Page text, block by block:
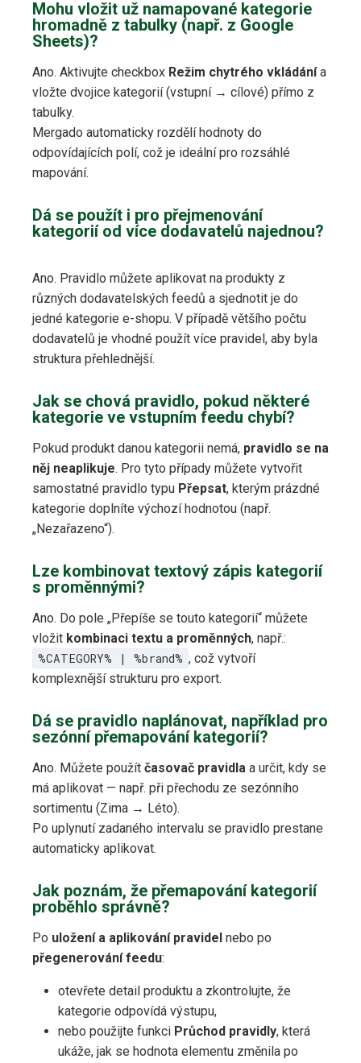
Mohu vložit už namapované kategorie
hromadně z tabulky (např. z Google
Sheets)?
Ano. Aktivujte checkbox Režim chytrého vkládánía
vložte dvojice kategorií (vstupní → cílové) přímo z
tabulky.
Mergado automaticky rozdělí hodnoty do
odpovídajících polí, což je ideální pro rozsáhlé
mapování.
Dá se použít i pro přejmenování
kategorií od více dodavatelů najednou?
Ano. Pravidlo můžete aplikovat na produkty z
různých dodavatelských feedů a sjednotit je do
jedné kategorie e-shopu. V případě většího počtu
dodavatelů je vhodné použít více pravidel, aby byla
struktura přehlednější.
Jak se chová pravidlo, pokud některé
kategorie ve vstupním feedu chybí?
Pokud produkt danou kategorii nemá, pravidlo se na
něj neaplikuje. Pro tyto případy můžete vytvořit
samostatné pravidlo typu Přepsat, kterým prázdné
kategorie doplníte výchozí hodnotou (např.
„Nezařazeno“).
Lze kombinovat textový zápis kategorií
s proměnnými?
Ano. Do pole „Přepíše se touto kategorií“ můžete
vložit kombinaci textu a proměnných, např.:
%CATEGORY% | %brand% , což vytvoří
komplexnější strukturu pro export.
Dá se pravidlo naplánovat, například pro
sezónní přemapování kategorií?
Ano. Můžete použít časovač pravidla a určit, kdy se
má aplikovat — např. při přechodu ze sezónního
sortimentu (Zima → Léto).
Po uplynutí zadaného intervalu se pravidlo prestane
automaticky aplikovat.
Jak poznám, že přemapování kategorií
proběhlo správně?
Po uložení a aplikování pravidel nebo po
přegenerování feedu:
otevřete detail produktu a zkontrolujte, že
kategorie odpovídá výstupu,
nebo použijte funkci Průchod pravidly, která
ukáže, jak se hodnota elementu změnila po